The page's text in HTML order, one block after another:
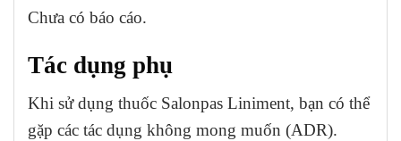
Chưa có báo cáo.
Tác dụng phụ
Khi sử dụng thuốc Salonpas Liniment, bạn có thể
gặp các tác dụng không mong muốn (ADR).